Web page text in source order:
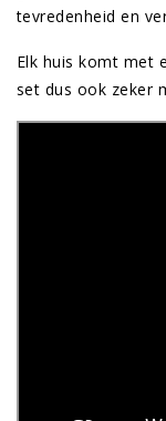
tevredenheid en
Elk huis komt met
set dus ook zeker